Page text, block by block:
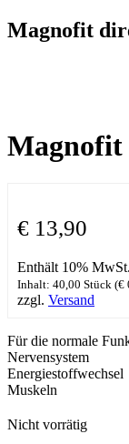
Magnofit
€ 13,90
Enthält 10% MwSt.
Inhalt: 40,00 Stück (€
zzgl. Versand
Für die normale
Nervensystem
Energiestoffwechsel
Muskeln
Nicht vorrätig